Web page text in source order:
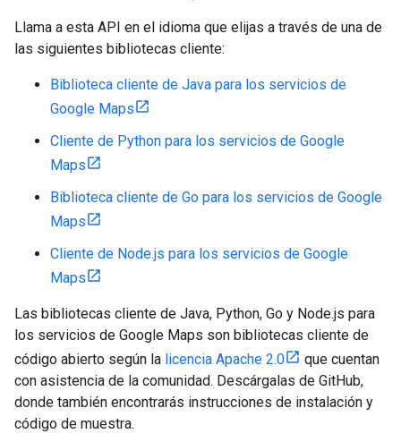
Llama a esta API en el idioma que elijas a través de una de
las siguientes bibliotecas cliente:
Biblioteca cliente de Java para los servicios de
Google Maps
Cliente de Python para los servicios de Google
Maps
Biblioteca cliente de Go para los servicios de Google
Maps
Cliente de Node.js para los servicios de Google
Maps
Las bibliotecas cliente de Java, Python, Go y Node.js para
los servicios de Google Maps son bibliotecas cliente de
código abierto según la licencia Apache 2.0
que cuentan
con asistencia de la comunidad. Descárgalas de GitHub,
donde también encontrarás instrucciones de instalación y
código de muestra.